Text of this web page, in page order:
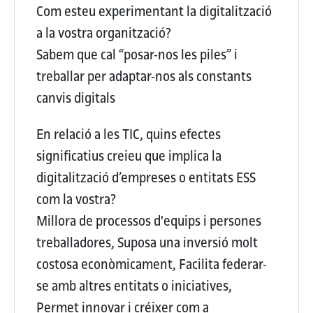
Com esteu experimentant la digitalització
a la vostra organització?
Sabem que cal “posar-nos les piles” i
treballar per adaptar-nos als constants
canvis digitals
En relació a les TIC, quins efectes
significatius creieu que implica la
digitalització d’empreses o entitats ESS
com la vostra?
Millora de processos d'equips i persones
treballadores, Suposa una inversió molt
costosa econòmicament, Facilita federar-
se amb altres entitats o iniciatives,
Permet innovar i créixer com a